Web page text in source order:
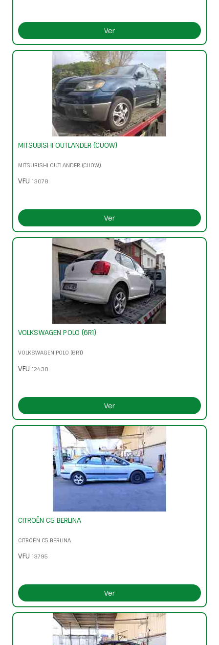
Ver
MITSUBISHI OUTLANDER (CU0W)
MITSUBISHI OUTLANDER (CU0W)
VFU 13078
Ver
VOLKSWAGEN POLO (6R1)
VOLKSWAGEN POLO (6R1)
VFU 12438
Ver
CITROËN C5 BERLINA
CITROËN C5 BERLINA
VFU 13795
Ver